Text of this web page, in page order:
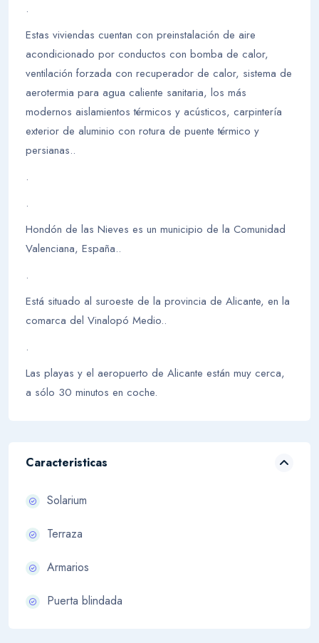
.
Estas viviendas cuentan con preinstalación de aire
acondicionado por conductos con bomba de calor,
ventilación forzada con recuperador de calor, sistema de
aerotermia para agua caliente sanitaria, los más
modernos aislamientos térmicos y acústicos, carpintería
exterior de aluminio con rotura de puente térmico y
persianas..
.
.
Hondón de las Nieves es un municipio de la Comunidad
Valenciana, España..
.
Está situado al suroeste de la provincia de Alicante, en la
comarca del Vinalopó Medio..
.
Las playas y el aeropuerto de Alicante están muy cerca,
a sólo 30 minutos en coche.
Caracteristicas
Solarium
Terraza
Armarios
Puerta blindada